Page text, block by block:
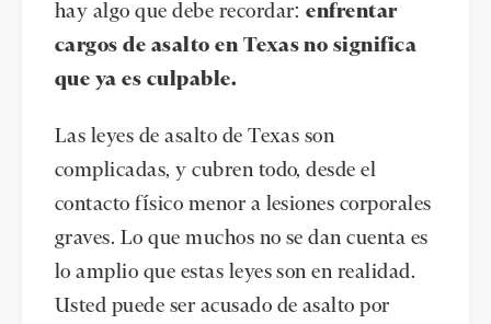
hay algo que debe recordar: enfrentar
cargos de asalto en Texas no significa
que ya es culpable.
Las leyes de asalto de Texas son
complicadas, y cubren todo, desde el
contacto físico menor a lesiones corporales
graves. Lo que muchos no se dan cuenta es
lo amplio que estas leyes son en realidad.
Usted puede ser acusado de asalto por